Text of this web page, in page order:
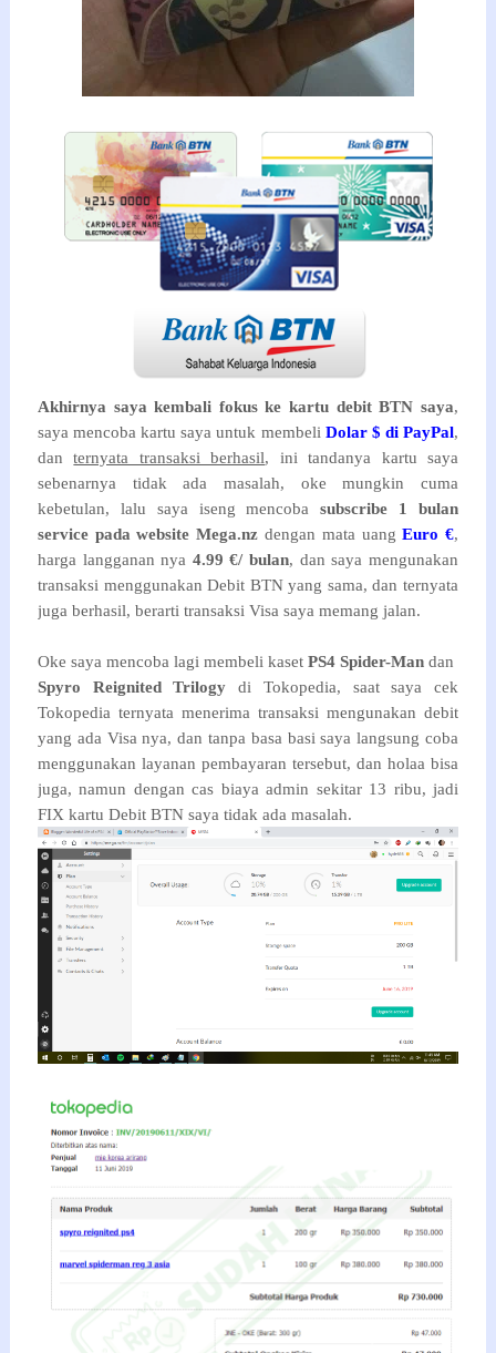
Akhirnya saya kembali fokus ke kartu debit BTN saya,
saya mencoba kartu saya untuk membeli Dolar $ di PayPal,
danternyata transaksi berhasil, ini tandanya kartu saya
sebenarnya tidak ada masalah, oke mungkin cuma
kebetulan, lalu saya iseng mencobasubscribe 1 bulan
service pada website Mega.nz dengan mata uangEuro€,
harga langganan nya 4.99 €/ bulan, dan saya mengunakan
transaksi menggunakan Debit BTN yang sama, dan ternyata
juga berhasil, berarti transaksi Visa saya memang jalan.
Oke saya mencoba lagi membeli kasetPS4 Spider-Man dan
Spyro Reignited Trilogy di Tokopedia, saat saya cek
Tokopedia ternyata menerima transaksi mengunakan debit
yang ada Visa nya, dan tanpa basa basi saya langsung coba
menggunakan layanan pembayaran tersebut, dan holaa bisa
juga, namun dengan cas biaya admin sekitar 13 ribu, jadi
FIX kartu Debit BTN saya tidak ada masalah.